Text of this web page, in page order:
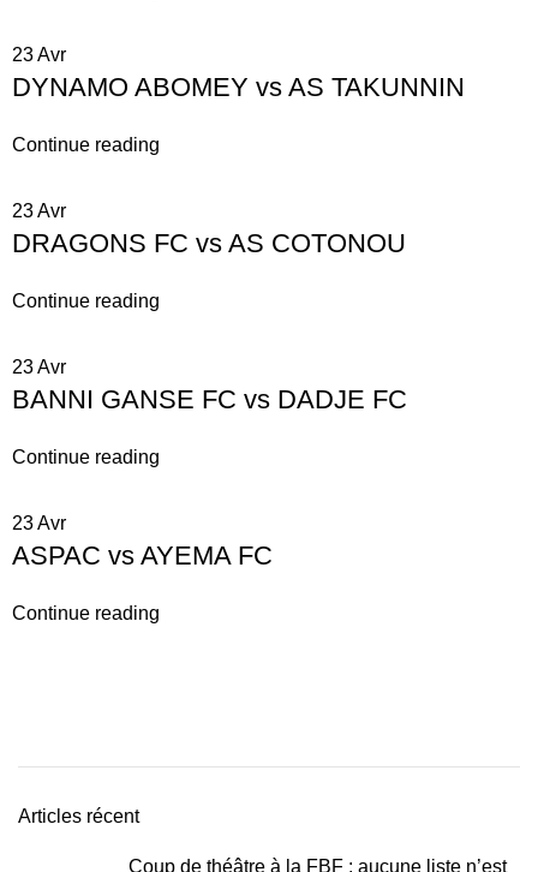
23Avr
DYNAMO ABOMEY vs AS TAKUNNIN
Continue reading
23Avr
DRAGONS FC vs AS COTONOU
Continue reading
23Avr
BANNI GANSE FC vs DADJE FC
Continue reading
23Avr
ASPAC vs AYEMA FC
Continue reading
Articles récent
Coup de théâtre à la FBF : aucune liste n’est